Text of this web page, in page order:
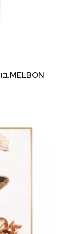
MELBON.בונב שוקלד זהב סרט 125 גרם 1/23